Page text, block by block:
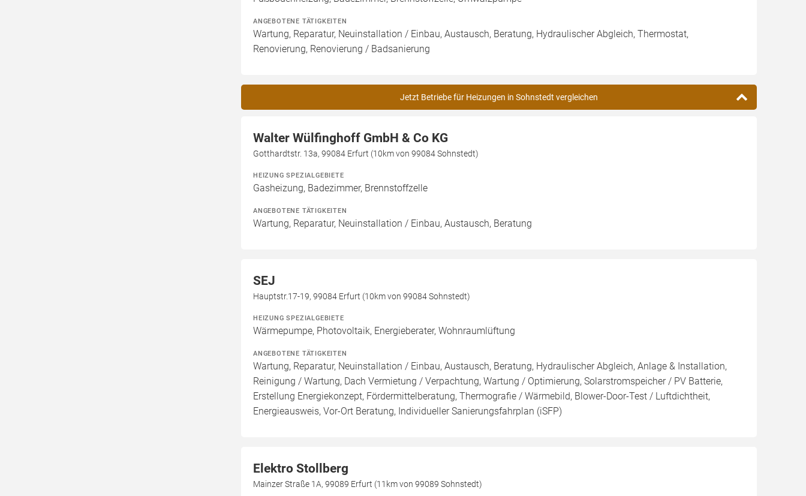
ANGEBOTENE TÄTIGKEITEN
Wartung, Reparatur, Neuinstallation / Einbau, Austausch, Beratung, Hydraulischer Abgleich, Thermostat,
Renovierung, Renovierung / Badsanierung
Jetzt Betriebe für Heizungen in Sohnstedt vergleichen
Walter Wülfinghoff GmbH & Co KG
Gotthardtstr. 13a, 99084 Erfurt (10km von 99084 Sohnstedt)
HEIZUNG SPEZIALGEBIETE
Gasheizung, Badezimmer, Brennstoffzelle
ANGEBOTENE TÄTIGKEITEN
Wartung, Reparatur, Neuinstallation / Einbau, Austausch, Beratung
SEJ
Hauptstr.17-19, 99084 Erfurt (10km von 99084 Sohnstedt)
HEIZUNG SPEZIALGEBIETE
Wärmepumpe, Photovoltaik, Energieberater, Wohnraumlüftung
ANGEBOTENE TÄTIGKEITEN
Wartung, Reparatur, Neuinstallation / Einbau, Austausch, Beratung, Hydraulischer Abgleich, Anlage & Installation,
Reinigung / Wartung, Dach Vermietung / Verpachtung, Wartung / Optimierung, Solarstromspeicher / PV Batterie,
Erstellung Energiekonzept, Fördermittelberatung, Thermografie / Wärmebild, Blower-Door-Test / Luftdichtheit,
Energieausweis, Vor-Ort Beratung, Individueller Sanierungsfahrplan (iSFP)
Elektro Stollberg
Mainzer Straße 1A, 99089 Erfurt (11km von 99089 Sohnstedt)